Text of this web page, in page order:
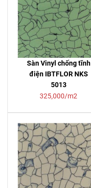
Sàn Vinyl chống tĩnh
điện IBTFLOR NKS
5013
325,000/m2